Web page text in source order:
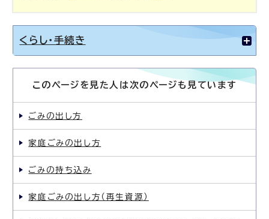
くらし・手続き
このページを見た人は次のページも見ています
ごみの出し方
家庭ごみの出し方
ごみの持ち込み
家庭ごみの出し方（再生資源）